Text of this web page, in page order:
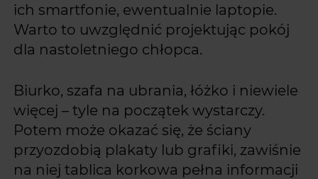
ich smartfonie, ewentualnie laptopie.
Warto to uwzględnić projektując pokój
dla nastoletniego chłopca.
Biurko, szafa na ubrania, łóżko i niewiele
więcej – tyle na początek wystarczy.
Potem może okazać się, że ściany
przyozdobią plakaty lub grafiki, zawiśnie
na niej tablica korkowa pełna informacji